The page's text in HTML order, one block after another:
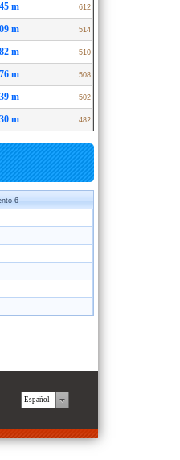
m 612
m 514
m 510
m 508
m 502
m 482
6